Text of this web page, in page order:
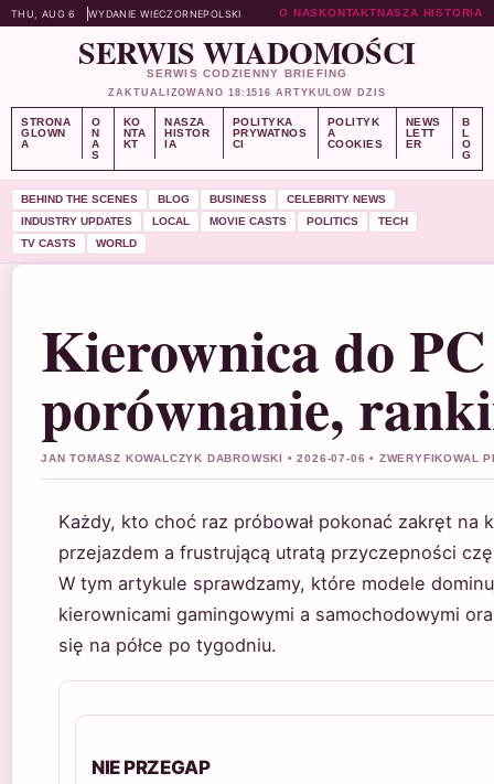
THU, AUG 6 WYDANIE WIECZORNEPOLSKI O NASKONTAKTNASZA HISTORIA
SERWIS WIADOMOŚCI
SERWIS CODZIENNY BRIEFING
ZAKTUALIZOWANO 18:1516 ARTYKULOW DZIS
STRONA
GLOWN
A
O
N
A
S
KO
NTA
KT
NASZA
HISTOR
IA
POLITYKA
PRYWATNOS
CI
POLITYK
A
COOKIES
NEWS
LETT
ER
B
L
O
G
BEHIND THE SCENES BLOG BUSINESS
CELEBRITY NEWS
INDUSTRY UPDATES
LOCAL MOVIE CASTS POLITICS
TECH
TV CASTS
WORLD
Kierownica do
porównanie,
JAN TOMASZ KOWALCZYK DABROWSKI • 2026-07-06 • ZWERYFIKOWAL
Każdy, kto choć raz próbował pokonać zakręt na
przejazdem a frustrującą utratą przyczepności
W tym artykule sprawdzamy, które modele
kierownicami gamingowymi a samochodowymi
się na półce po tygodniu.
NIE PRZEGAP